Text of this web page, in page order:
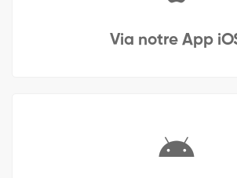
Via notre App